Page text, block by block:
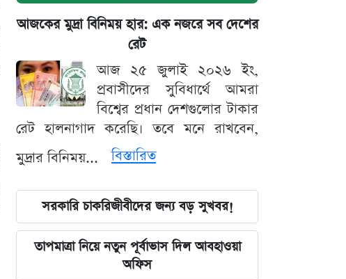
আজকের মুদ্রা বিনিময় হার: এক নজরে সব দেশের
রেট
আজ ২৫ জুলাই ২০২৬ ইং,
প্রবাসীদের সুবিধার্থে আমরা
বিশ্বের প্রধান দেশগুলোর টাকার
রেট হালনাগাদ করেছি। তবে মনে রাখবেন,
মুদ্রার বিনিময়...
বিস্তারিত
সরকারি চাকরিজীবীদের জন্য বড় সুখবর!
তাপমাত্রা নিয়ে নতুন পূর্বাভাস দিল আবহাওয়া
অফিস